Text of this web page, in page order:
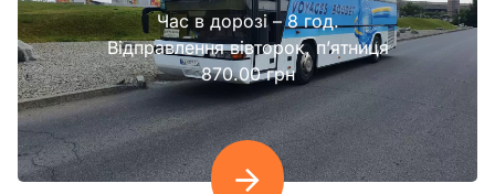
Час в дорозі – 8 год.
Відправлення вівторок, п’ятниця
870.00 грн